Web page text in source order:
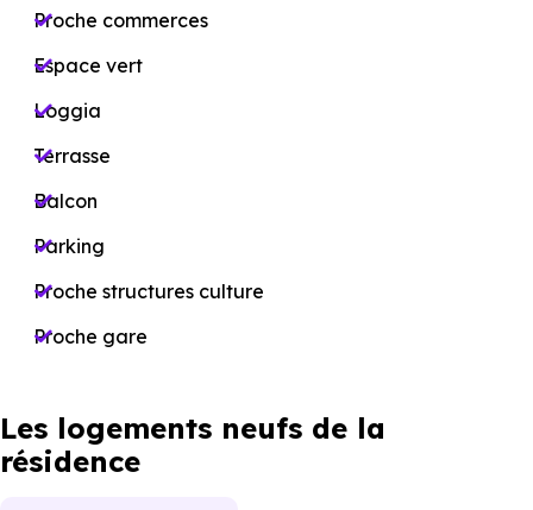
Proche commerces
Espace vert
Loggia
Terrasse
Balcon
Parking
Proche structures culture
Proche gare
Les logements neufs de la
résidence